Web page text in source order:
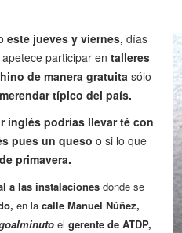
este jueves y viernes, días
participar en talleres
de manera gratuita sólo
típico del país.
inglés podrías llevar té con
pues un queso o si lo que
primavera.
a las instalaciones donde se
en la calle Manuel Núñez,
el gerente de ATDP,